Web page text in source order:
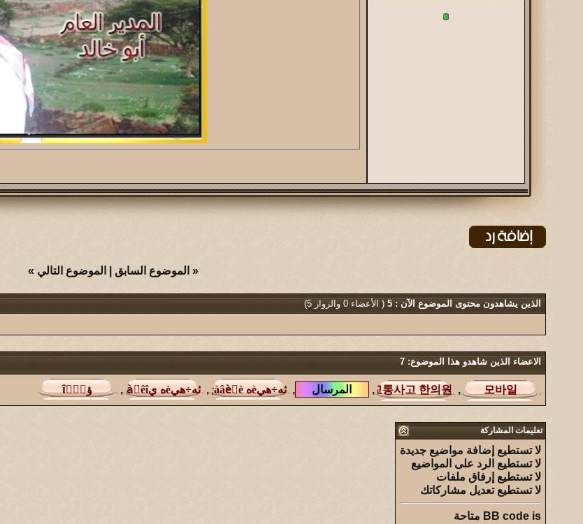
« الموضوع السابق الموضوع التالي »
الذين يشاهدون محتوى الموضوع الآن : 5 ( الأعضاء 0 والزوار 5)
الاعضاء الذين شاهدو هذا الموضوع: 7
,
,
,
,
,
تعليمات المشاركة
لا تستطيع إضافة مواضيع جديدة
لا تستطيع الرد على المواضيع
لا تستطيع إرفاق ملفات
لا تستطيع تعديل مشاركاتك
BB codeis
متاحة